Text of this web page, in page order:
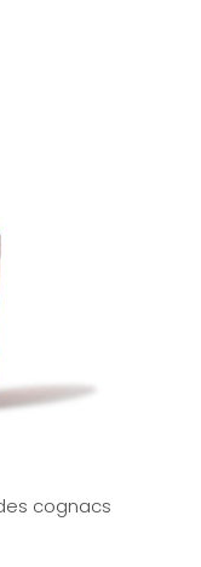
cognacs